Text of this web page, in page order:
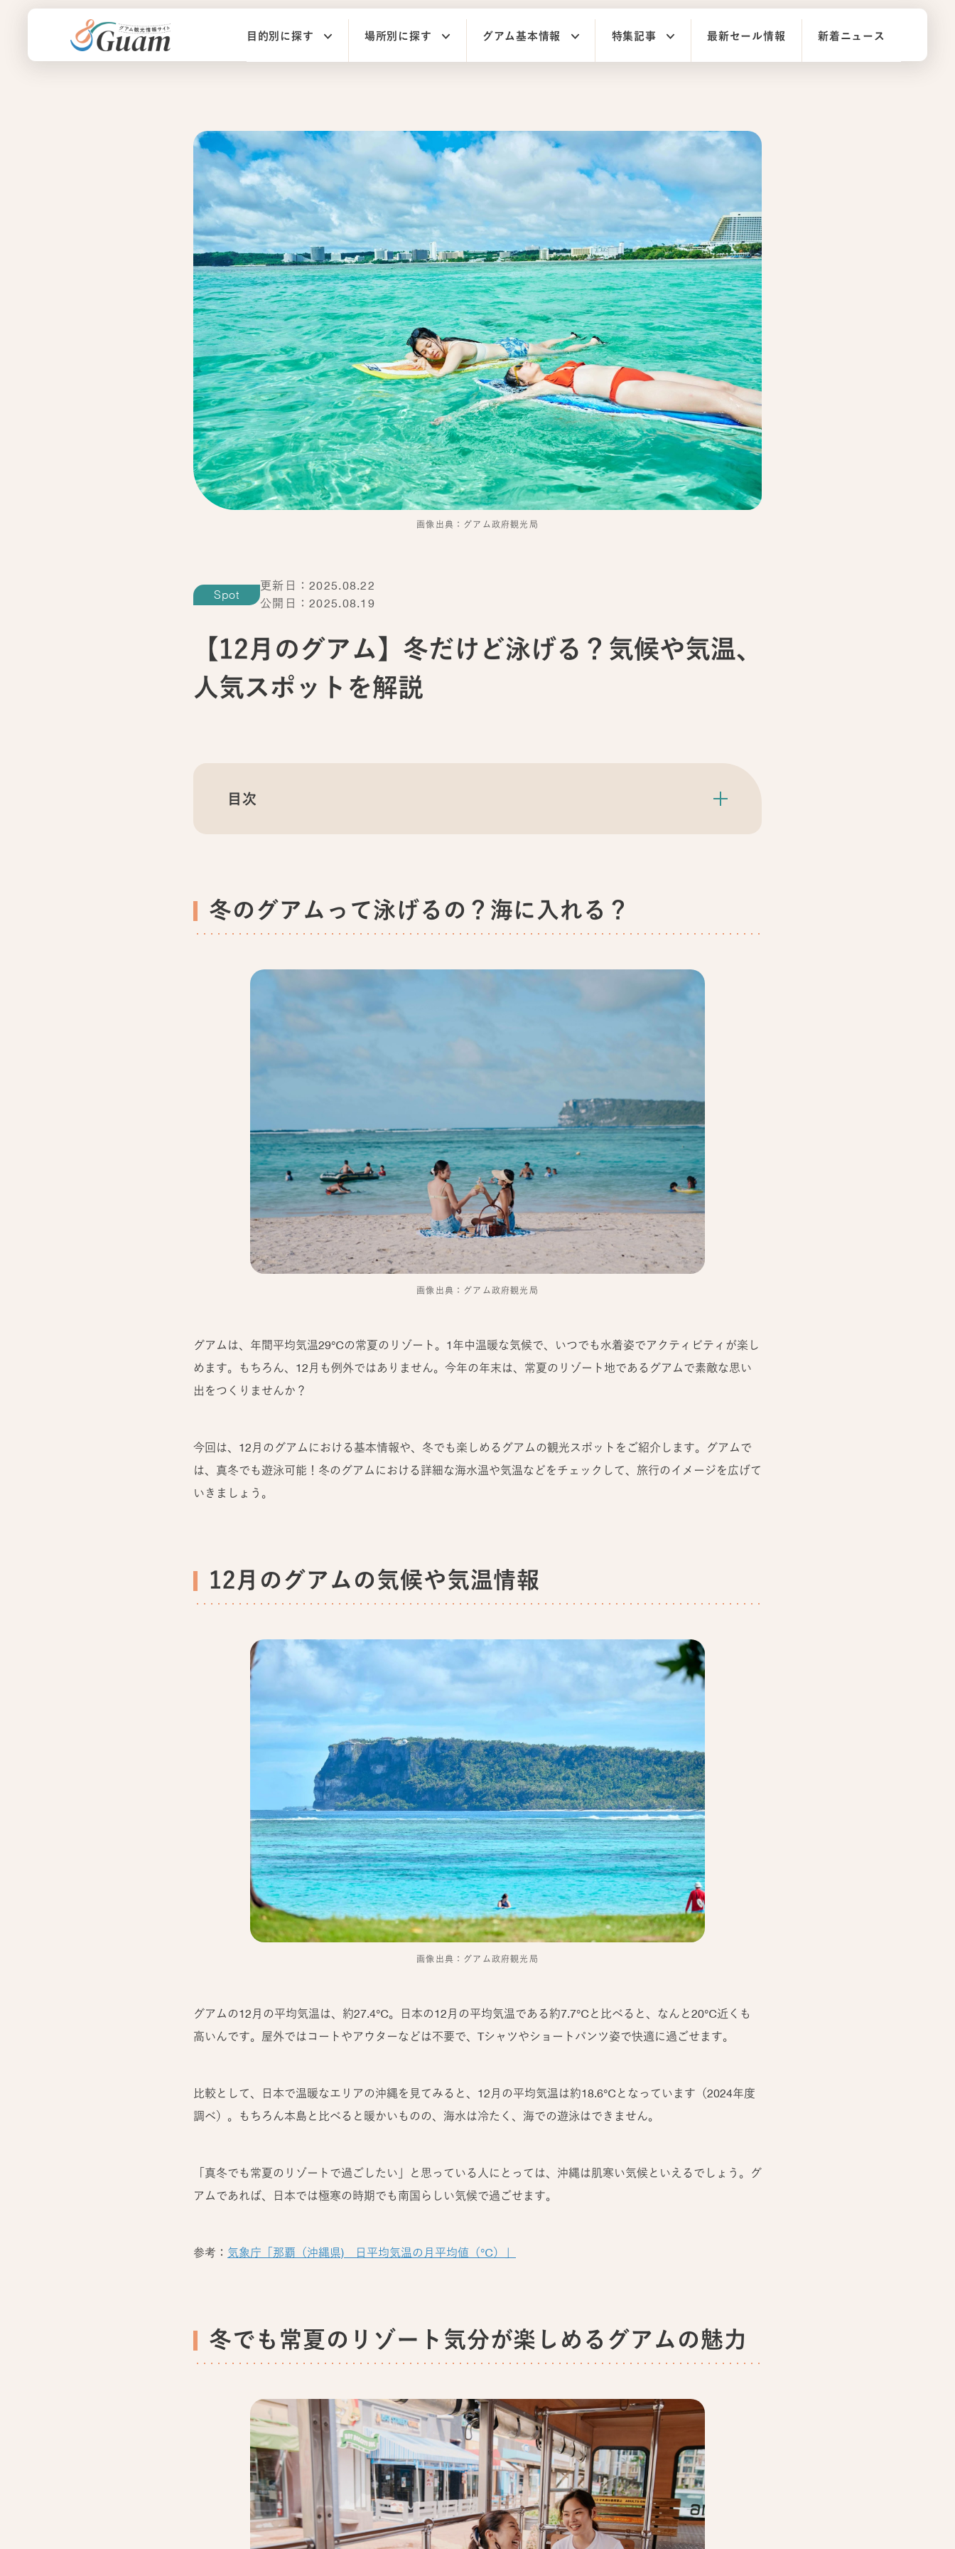
目的別に探す 場所別に探す グアム基本情報 特集記事 最新セール情報 新着ニュース
画像出典：グアム政府観光局
Spot
更新日：2025.08.22
公開日：2025.08.19
【12月のグアム】冬だけど泳げる？気候や気温、
人気スポットを解説
目次
冬のグアムって泳げるの？海に入れる？
画像出典：グアム政府観光局
グアムは、年間平均気温29℃の常夏のリゾート。1年中温暖な気候で、いつでも水着姿でアクティビティが楽し
めます。もちろん、12月も例外ではありません。今年の年末は、常夏のリゾート地であるグアムで素敵な思い
出をつくりませんか？
今回は、12月のグアムにおける基本情報や、冬でも楽しめるグアムの観光スポットをご紹介します。グアムで
は、真冬でも遊泳可能！冬のグアムにおける詳細な海水温や気温などをチェックして、旅行のイメージを広げて
いきましょう。
12月のグアムの気候や気温情報
画像出典：グアム政府観光局
グアムの12月の平均気温は、約27.4℃。日本の12月の平均気温である約7.7℃と比べると、なんと20℃近くも
高いんです。屋外ではコートやアウターなどは不要で、Tシャツやショートパンツ姿で快適に過ごせます。
比較として、日本で温暖なエリアの沖縄を見てみると、12月の平均気温は約18.6℃となっています（2024年度
調べ）。もちろん本島と比べると暖かいものの、海水は冷たく、海での遊泳はできません。
「真冬でも常夏のリゾートで過ごしたい」と思っている人にとっては、沖縄は肌寒い気候といえるでしょう。グ
アムであれば、日本では極寒の時期でも南国らしい気候で過ごせます。
参考： 気象庁「那覇（沖縄県) 日平均気温の月平均値（℃）」
冬でも常夏のリゾート気分が楽しめるグアムの魅力